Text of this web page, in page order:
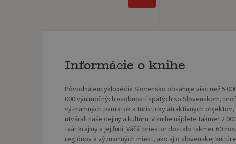
Informácie o knihe
Pôvodná encyklopédia Slovensko obsahuje viac než 5
000 výnimočných osobností spätých so Slovenskom,
významných pamiatok a turisticky atraktívnych
utvárali naše dejiny a kultúru. V knihe nájdete takmer 2
tvár krajiny a jej ľudí. Väčší priestor dostalo takmer 60
regiónov a významných miest, ako aj o slovenskej